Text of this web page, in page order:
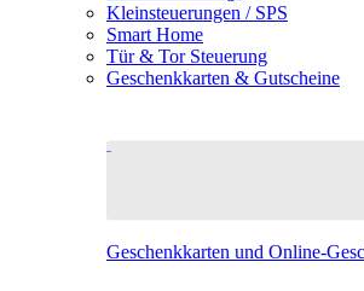
Kleinsteuerungen / SPS
Smart Home
Tür & Tor Steuerung
Geschenkkarten & Gutscheine
Geschenkkarten und Online-